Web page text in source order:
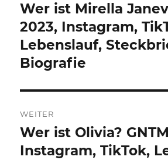
Vorheriger
Beitrag:
Wer ist Mirella
2023, Instagram,
Lebenslauf,
Biografie
WEITER
Nächster
Beitrag:
Wer ist Olivia?
Instagram, TikTok,